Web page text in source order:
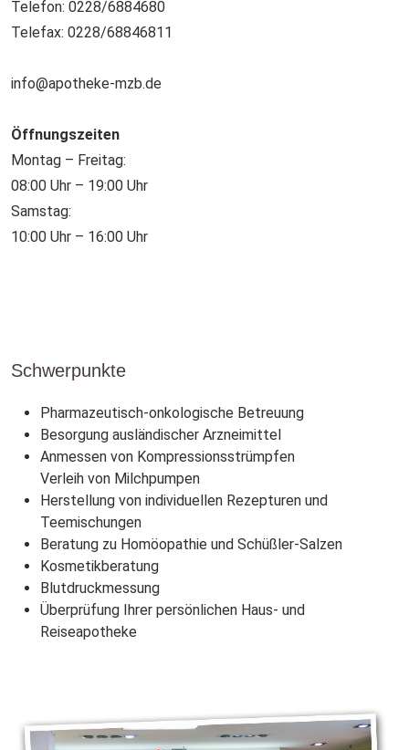
Telefon: 0228/6884680
Telefax: 0228/68846811
info@apotheke-mzb.de
Öffnungszeiten
Montag – Freitag:
08:00 Uhr – 19:00 Uhr
Samstag:
10:00 Uhr – 16:00 Uhr
Schwerpunkte
Pharmazeutisch-onkologische Betreuung
Besorgung ausländischer Arzneimittel
Anmessen von Kompressionsstrümpfen
Verleih von Milchpumpen
Herstellung von individuellen Rezepturen und
Teemischungen
Beratung zu Homöopathie und Schüßler-Salzen
Kosmetikberatung
Blutdruckmessung
Überprüfung Ihrer persönlichen Haus- und
Reiseapotheke